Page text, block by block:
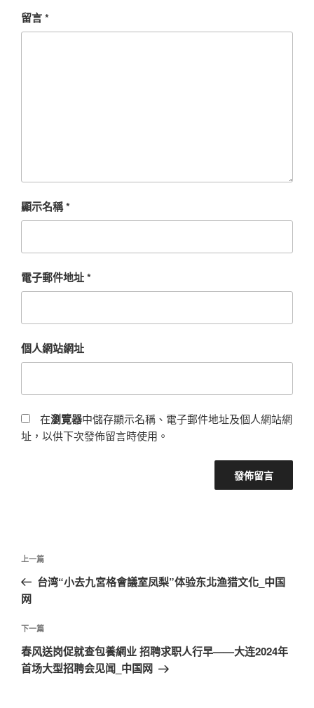
留言*
顯示名稱*
電子郵件地址*
個人網站網址
在瀏覽器中儲存顯示名稱、電子郵件地址及個人網站網
址，以供下次發佈留言時使用。
文
導
覽
上
一
篇
章
上一篇
台湾“小去九宮格會議室凤梨”体验东北渔猎文化_中国
网
下
一
篇
下一篇
春风送岗促就查包養網业 招聘求职人行早——大连2024年
首场大型招聘会见闻_中国网